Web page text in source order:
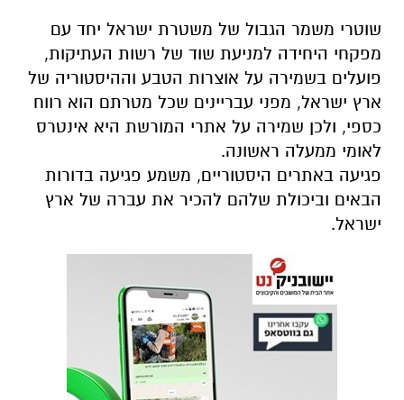
שוטרי משמר הגבול של משטרת ישראל יחד עם
מפקחי היחידה למניעת שוד של רשות העתיקות,
פועלים בשמירה על אוצרות הטבע וההיסטוריה של
ארץ ישראל, מפני עבריינים שכל מטרתם הוא רווח
כספי, ולכן שמירה על אתרי המורשת היא אינטרס
לאומי ממעלה ראשונה.
פגיעה באתרים היסטוריים, משמע פגיעה בדורות
הבאים וביכולת שלהם להכיר את עברה של ארץ
ישראל.